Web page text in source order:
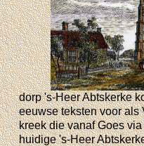
dorp 's-Heer Abtskerke
eeuwse teksten voor als
kreek die vanaf Goes
huidige 's-Heer